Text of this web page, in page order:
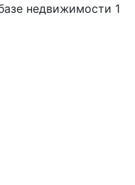
недвижимости 1